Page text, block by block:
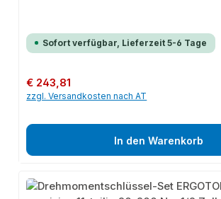
Sofort verfügbar, Lieferzeit 5-6 Tage
Regulärer Preis:
€ 243,81
zzgl. Versandkosten nach AT
In den Warenkorb